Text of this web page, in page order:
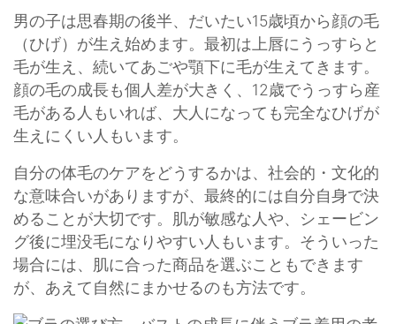
男の子は思春期の後半、だいたい15歳頃から顔の毛
（ひげ）が生え始めます。最初は上唇にうっすらと
毛が生え、続いてあごや顎下に毛が生えてきます。
顔の毛の成長も個人差が大きく、12歳でうっすら産
毛がある人もいれば、大人になっても完全なひげが
生えにくい人もいます。
自分の体毛のケアをどうするかは、社会的・文化的
な意味合いがありますが、最終的には自分自身で決
めることが大切です。肌が敏感な人や、シェービン
グ後に埋没毛になりやすい人もいます。そういった
場合には、肌に合った商品を選ぶこともできます
が、あえて自然にまかせるのも方法です。